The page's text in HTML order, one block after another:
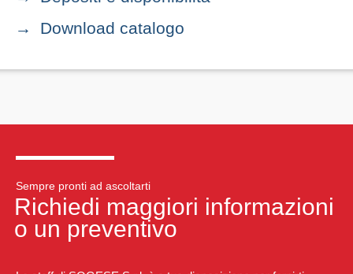
Download catalogo
Sempre pronti ad ascoltarti
Richiedi maggiori informazioni
o un preventivo